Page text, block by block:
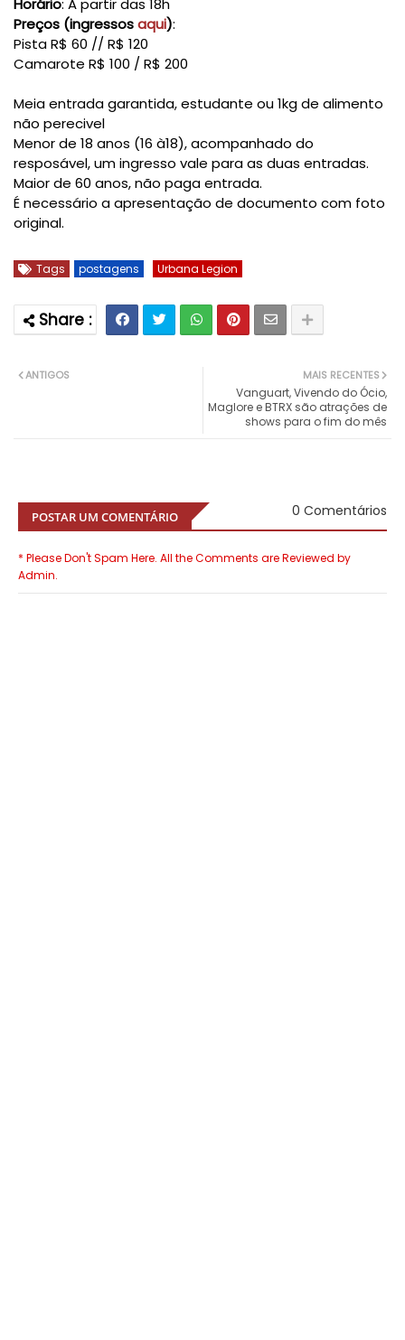
Horário: A partir das 18h
Preços (ingressosaqui):
Pista R$ 60 // R$ 120
Camarote R$ 100 / R$ 200
Meia entrada garantida, estudante ou 1kg de alimento
não perecivel
Menor de 18 anos (16 à18), acompanhado do
resposável, um ingresso vale para as duas entradas.
Maior de 60 anos, não paga entrada.
É necessário a apresentação de documento com foto
original.
Tags postagens Urbana Legion
MAIS RECENTES
Vanguart, Vivendo do Ócio,
Maglore e BTRX são atrações de
shows para o fim do mês
ANTIGOS
POSTAR UM COMENTÁRIO 0 Comentários
* Please Don't Spam Here. All the Comments are Reviewed by
Admin.